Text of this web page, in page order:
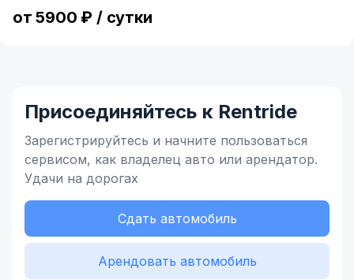
от 5900 ₽ / сутки
Присоединяйтесь к Rentride
Зарегистрируйтесь и начните пользоваться
сервисом, как владелец авто или арендатор.
Удачи на дорогах
Сдать автомобиль
Арендовать автомобиль